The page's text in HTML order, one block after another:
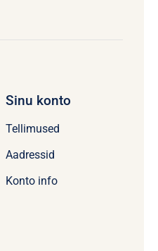
Sinu konto
Tellimused
Aadressid
Konto info